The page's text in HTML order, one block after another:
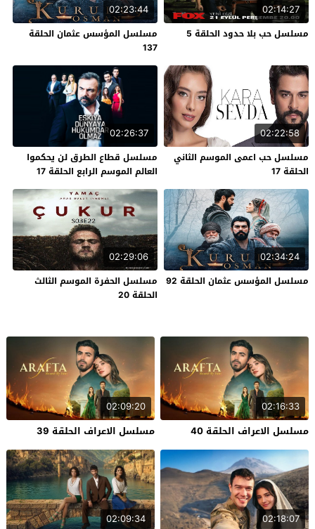
02:14:27
مسلسل حب بلا حدود الحلقة 5
02:23:44
مسلسل المؤسس عثمان الحلقة
137
02:22:58
مسلسل حب اعمى الموسم الثاني
الحلقة 17
02:26:37
مسلسل قطاع الطرق لن يحكموا
العالم الموسم الرابع الحلقة 17
02:34:24
مسلسل المؤسس عثمان الحلقة 92
02:29:06
مسلسل الحفرة الموسم الثالث
الحلقة 20
02:16:33
مسلسل الاعراف الحلقة 40
02:09:20
مسلسل الاعراف الحلقة 39
02:18:07
02:09:34